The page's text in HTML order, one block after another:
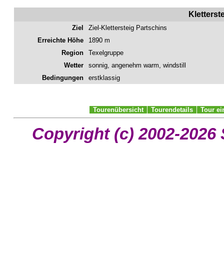
Ziel
Ziel-Klettersteig Partschins
Erreichte Höhe
1890 m
Region
Texelgruppe
Wetter
sonnig, angenehm warm, windstill
Bedingungen
erstklassig
Tourenübersicht Tourendetails Tour
Copyright (c) 2002-